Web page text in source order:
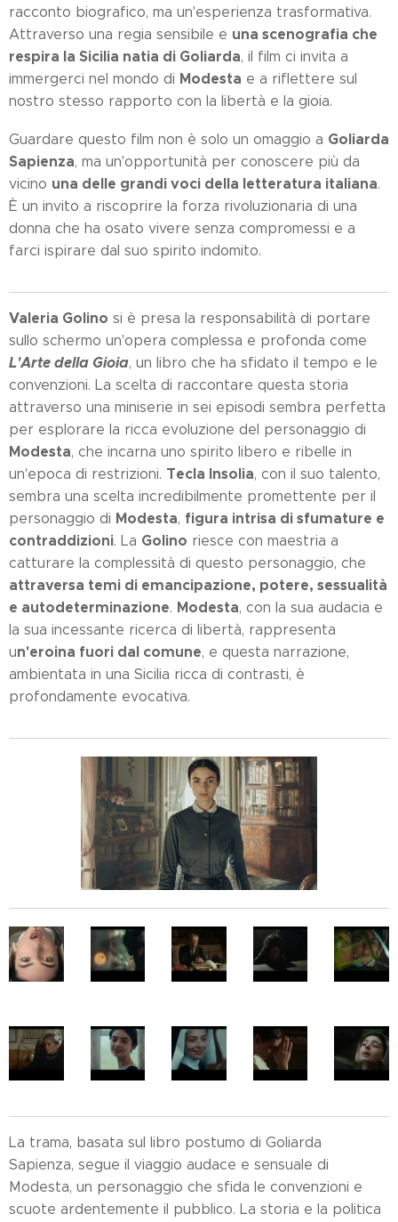
racconto biografico, ma un'esperienza trasformativa.
Attraverso una regia sensibile e una scenografia che
respira la Sicilia natia di Goliarda, il film ci invita a
immergerci nel mondo di Modesta e a riflettere sul
nostro stesso rapporto con la libertà e la gioia.
Guardare questo film non è solo un omaggio a Goliarda
Sapienza, ma un'opportunità per conoscere più da
vicino una delle grandi voci della letteratura italiana.
È un invito a riscoprire la forza rivoluzionaria di una
donna che ha osato vivere senza compromessi e a
farci ispirare dal suo spirito indomito.
Valeria Golino si è presa la responsabilità di portare
sullo schermo un'opera complessa e profonda come
L'Arte della Gioia, un libro che ha sfidato il tempo e le
convenzioni. La scelta di raccontare questa storia
attraverso una miniserie in sei episodi sembra perfetta
per esplorare la ricca evoluzione del personaggio di
Modesta, che incarna uno spirito libero e ribelle in
un'epoca di restrizioni. Tecla Insolia, con il suo talento,
sembra una scelta incredibilmente promettente per il
personaggio di Modesta, figura intrisa di sfumature e
contraddizioni. La Golino riesce con maestria a
catturare la complessità di questo personaggio, che
attraversa temi di emancipazione, potere, sessualità
e autodeterminazione. Modesta, con la sua audacia e
la sua incessante ricerca di libertà, rappresenta
un'eroina fuori dal comune, e questa narrazione,
ambientata in una Sicilia ricca di contrasti, è
profondamente evocativa.
La trama, basata sul libro postumo di Goliarda
Sapienza, segue il viaggio audace e sensuale di
Modesta, un personaggio che sfida le convenzioni e
scuote ardentemente il pubblico. La storia e la politica